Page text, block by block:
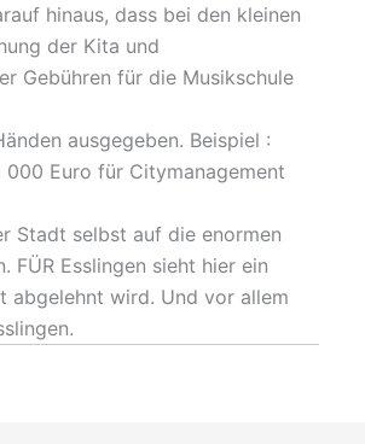
hinaus, dass bei den kleinen
der Kita und
Gebühren für die Musikschule
ausgegeben. Beispiel :
Euro für Citymanagement
Stadt selbst auf die enormen
FÜR Esslingen sieht hier ein
abgelehnt wird. Und vor allem